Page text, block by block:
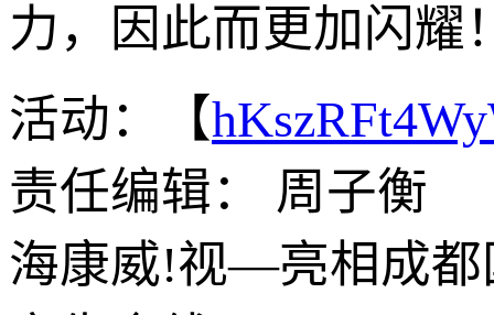
力，因此而更加闪耀
活动：【
责任编辑： 周子衡
海康威!视—亮相成都